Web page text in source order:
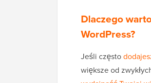
Dlaczego
WordPress?
Jeśli często
większe od